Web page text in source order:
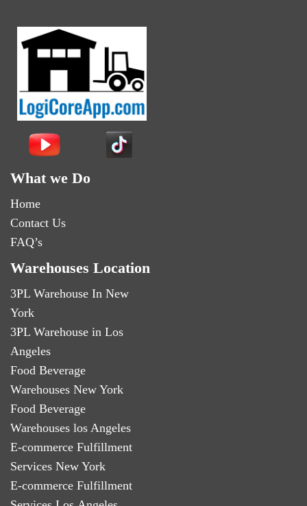
What we Do
Home
Contact Us
FAQ’s
Warehouses Location
3PL Warehouse In New
York
3PL Warehouse in Los
Angeles
Food Beverage
Warehouses New York
Food Beverage
Warehouses los Angeles
E-commerce Fulfillment
Services New York
E-commerce Fulfillment